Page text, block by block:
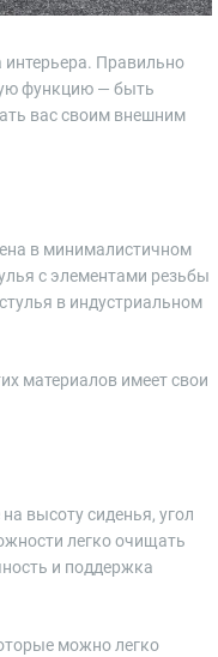
Правильно
функцию — быть
вас своим внешним
в минималистичном
с элементами резьбы
в индустриальном
материалов имеет свои
высоту сиденья, угол
легко очищать
и поддержка
можно легко